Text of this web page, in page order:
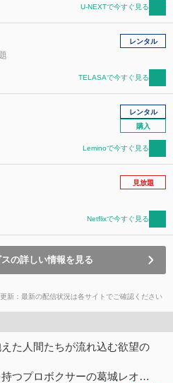
U-NEXTで今すぐ見る
レンタル
TELASAで今すぐ見る
レンタル
購入
Leminoで今すぐ見る
見放題
Netflixで今すぐ見る
の詳しい情報を見る
新：最新の配信状況は各サイトでご確認ください
た人間たちが流れ込む欲望の
つプロボクサーの葛城レオ…